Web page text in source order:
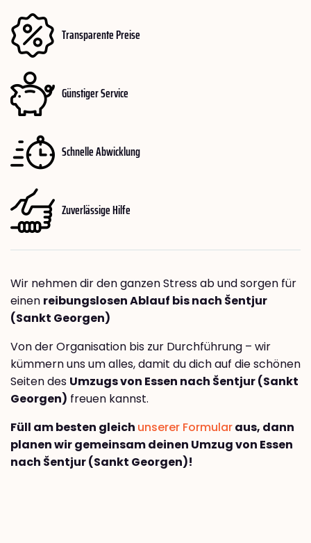
Transparente Preise
Günstiger Service
Schnelle Abwicklung
Zuverlässige Hilfe
Wir nehmen dir den ganzen Stress ab und sorgen für
einen reibungslosen Ablauf bis nach Šentjur
(Sankt Georgen)
Von der Organisation bis zur Durchführung – wir
kümmern uns um alles, damit du dich auf die schönen
Seiten des Umzugs von Essen nach Šentjur (Sankt
Georgen) freuen kannst.
Füll am besten gleich unserer Formularaus, dann
planen wir gemeinsam deinen Umzug von Essen
nach Šentjur (Sankt Georgen)!